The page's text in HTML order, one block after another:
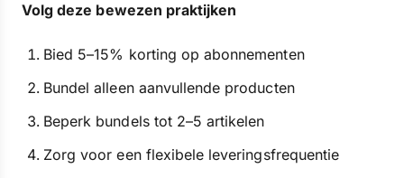
Volg deze bewezen praktijken
Bied 5–15% korting op abonnementen
Bundel alleen aanvullende producten
Beperk bundels tot 2–5 artikelen
Zorg voor een flexibele leveringsfrequentie